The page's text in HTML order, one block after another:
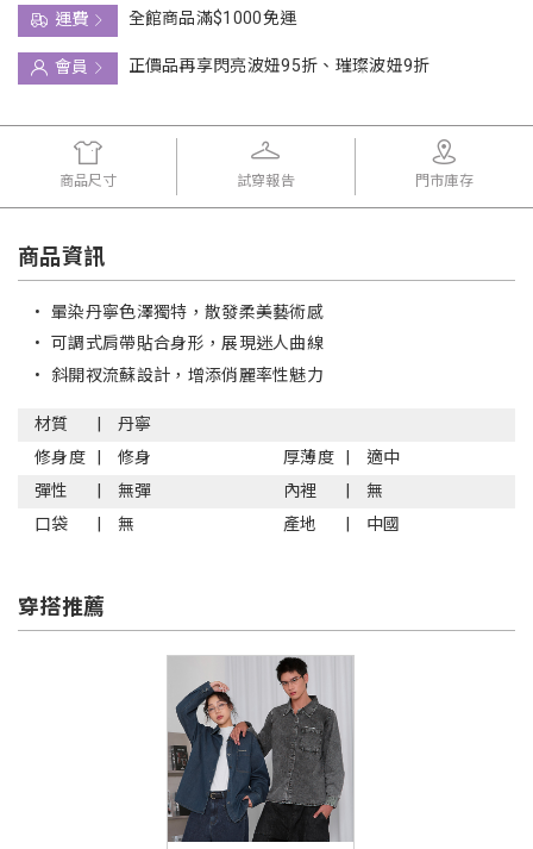
運費
全館商品滿$1000免運
會員
正價品再享閃亮波妞95折、璀璨波妞9折
商品尺寸 試穿報告 門市庫存
商品資訊
• 暈染丹寧色澤獨特，散發柔美藝術感
• 可調式肩帶貼合身形，展現迷人曲線
• 斜開衩流蘇設計，增添俏麗率性魅力
材質
丹寧
修身度
修身 厚薄度
適中
彈性
無彈 內裡
無
口袋
無 產地 中國
穿搭推薦